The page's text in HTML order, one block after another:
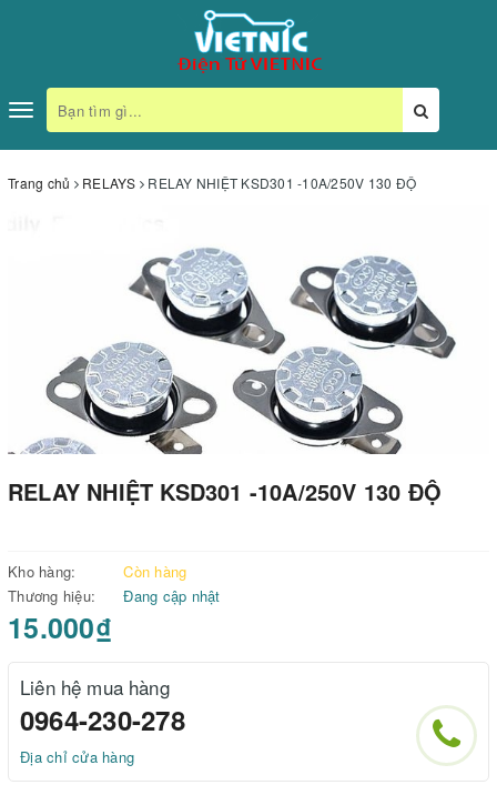
Toggle
navigation
Trang chủ RELAYS RELAY NHIỆT KSD301 -10A/250V 130 ĐỘ
RELAY NHIỆT KSD301 -10A/250V 130 ĐỘ
Kho hàng:
Còn hàng
Thương hiệu:
Đang cập nhật
15.000₫
Liên hệ mua hàng
0964-230-278
Địa chỉ cửa hàng